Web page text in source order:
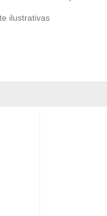
ilustrativas